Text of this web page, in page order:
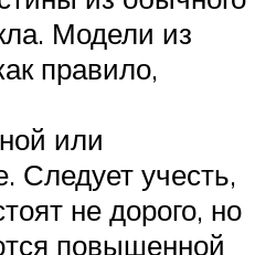
Модели из
правило,
или
Следует учесть,
не дорого, но
повышенной